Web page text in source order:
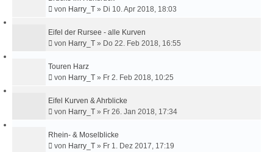
von Harry_T » Di 10. Apr 2018, 18:03
Eifel der Rursee - alle Kurven
von Harry_T » Do 22. Feb 2018, 16:55
Touren Harz
von Harry_T » Fr 2. Feb 2018, 10:25
Eifel Kurven & Ahrblicke
von Harry_T » Fr 26. Jan 2018, 17:34
Rhein- & Moselblicke
von Harry_T » Fr 1. Dez 2017, 17:19